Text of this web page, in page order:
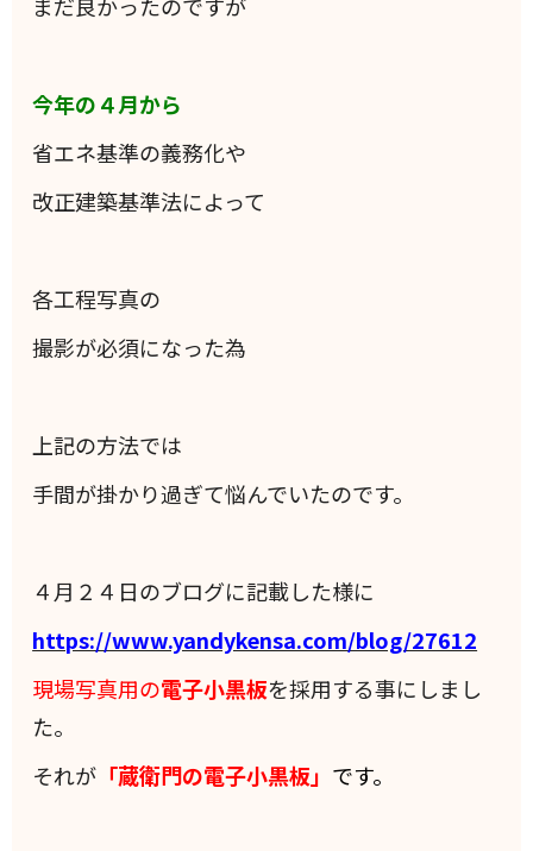
今年の４月から
省エネ基準の義務化や
改正建築基準法によって
各工程写真の
撮影が必須になった為
上記の方法では
手間が掛かり過ぎて悩んでいたのです。
４月２４日のブログに記載した様に
https://www.yandykensa.com/blog/27612
現場写真用の電子小黒板を採用する事にしまし
た。
それが 「蔵衛門の電子小黒板」 です。